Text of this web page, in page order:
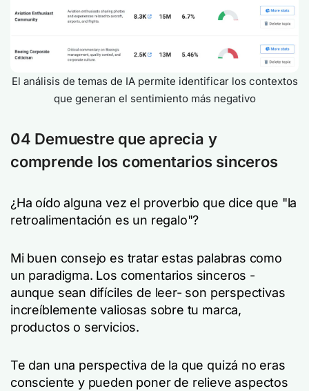
El análisis de temas de IA permite identificar los contextos
que generan el sentimiento más negativo
04 Demuestre que aprecia y
comprende los comentarios sinceros
¿Ha oído alguna vez el proverbio que dice que "la
retroalimentación es un regalo"?
Mi buen consejo es tratar estas palabras como
un paradigma. Los comentarios sinceros -
aunque sean difíciles de leer- son perspectivas
increíblemente valiosas sobre tu marca,
productos o servicios.
Te dan una perspectiva de la que quizá no eras
consciente y pueden poner de relieve aspectos